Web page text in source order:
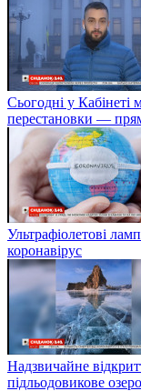
Сьогодні у Кабінеті
перестановки —
Ультрафіолетові
коронавірус
Надзвичайне
підльодовикове